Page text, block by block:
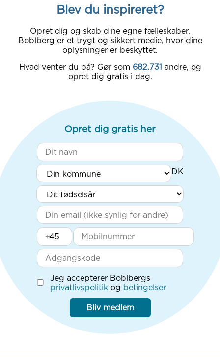
Blev du inspireret?
Opret dig og skab dine egne fælleskaber.
Boblberg er et trygt og sikkert medie, hvor dine
oplysninger er beskyttet.
Hvad venter du på? Gør som 682.731 andre, og
opret dig gratis i dag.
Opret dig gratis her
+
Jeg accepterer Boblbergs
privatlivspolitik og betingelser
Bliv medlem